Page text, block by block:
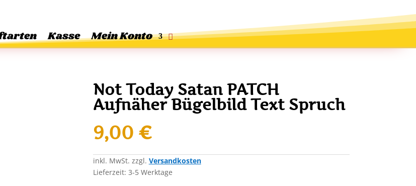
Kasse Mein Konto
Not Today Satan PATCH
Aufnäher Bügelbild Text Spruch
9,00 €
inkl. MwSt. zzgl. Versandkosten
Lieferzeit: 3-5 Werktage